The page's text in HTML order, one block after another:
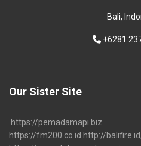
Bali,
+6281
Our Sister Site
https://pemadamapi.biz
https://fm200.co.id http://